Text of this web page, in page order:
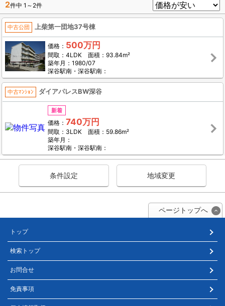
2件中 1～2件
中古公団 上柴第一団地37号棟
価格： 500万円
間取：4LDK 面積：93.84m²
築年月：1980/07
深谷駅南・深谷駅南：
中古ﾏﾝｼｮﾝ ダイアパレスBW深谷
新着
価格： 740万円
間取：3LDK 面積：59.86m²
築年月：
深谷駅南・深谷駅南：
条件設定 地域変更
ページトップへ
トップ
検索トップ
お問合せ
免責事項